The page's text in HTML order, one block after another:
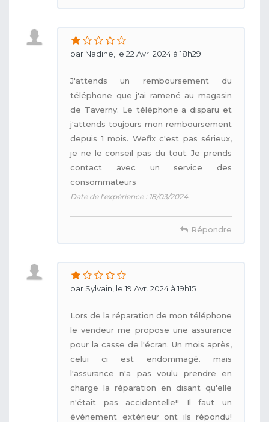
par Nadine, le 22 Avr. 2024 à 18h29
J'attends un remboursement du
téléphone que j'ai ramené au magasin
de Taverny. Le téléphone a disparu et
j'attends toujours mon remboursement
depuis 1 mois. Wefix c'est pas sérieux,
je ne le conseil pas du tout. Je prends
contact avec un service des
consommateurs
Date de l'expérience : 18/03/2024
Répondre
par Sylvain, le 19 Avr. 2024 à 19h15
Lors de la réparation de mon téléphone
le vendeur me propose une assurance
pour la casse de l'écran. Un mois après,
celui ci est endommagé. mais
l'assurance n'a pas voulu prendre en
charge la réparation en disant qu'elle
n'était pas accidentelle!! Il faut un
évènement extérieur ont ils répondu!